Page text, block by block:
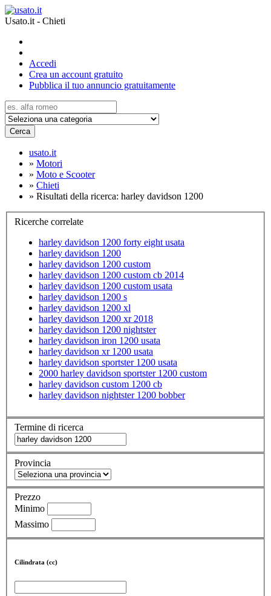
Usato.it - Chieti
Accedi
Crea un account gratuito
Pubblica il tuo annuncio gratuitamente
Cerca
usato.it
» Motori
» Moto e Scooter
» Chieti
» Risultati della ricerca: harley davidson 1200
Ricerche correlate
harley davidson 1200 forty eight usata
harley davidson 1200
harley davidson 1200 custom
harley davidson 1200 custom cb 2014
harley davidson 1200 custom usata
harley davidson 1200 s
harley davidson 1200 xl
harley davidson 1200 xr 2018
harley davidson 1200 nightster
harley davidson iron 1200 usata
harley davidson xr 1200 usata
harley davidson sportster 1200 usata
2000 harley davidson sportster 1200 custom
harley davidson custom 1200 cb
harley davidson nightster 1200 bobber
Termine di ricerca
Provincia
Prezzo
Minimo
Massimo
Cilindrata (cc)